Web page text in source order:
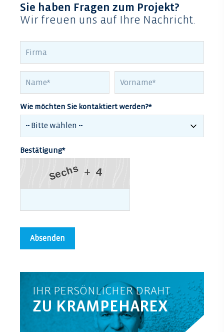
Sie haben Fragen zum Projekt?
Wir freuen uns auf Ihre Nachricht.
Wie möchten Sie kontaktiert werden?*
Bestätigung*
Sechs 4
IHR PERSÖNLICHER DRAHT
ZU KRAMPEHAREX